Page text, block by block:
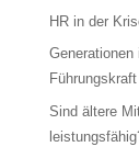
HR in der
Generationen
Sind ältere